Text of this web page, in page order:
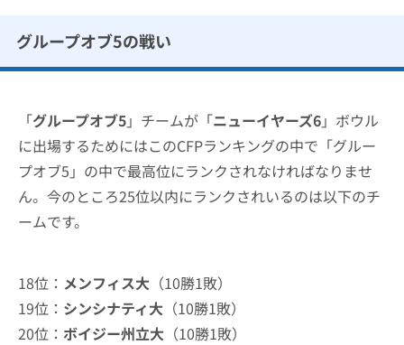
グループオブ5の戦い
「グループオブ5」チームが「ニューイヤーズ6」ボウル
に出場するためにはこのCFPランキングの中で「グルー
プオブ5」の中で最高位にランクされなければなりませ
ん。今のところ25位以内にランクされいるのは以下のチ
ームです。
18位： メンフィス大 （10勝1敗）
19位： シンシナティ大 （10勝1敗）
20位： ボイジー州立大 （10勝1敗）